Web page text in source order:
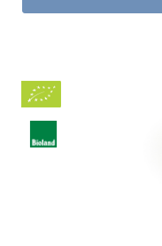
Bio
BLa